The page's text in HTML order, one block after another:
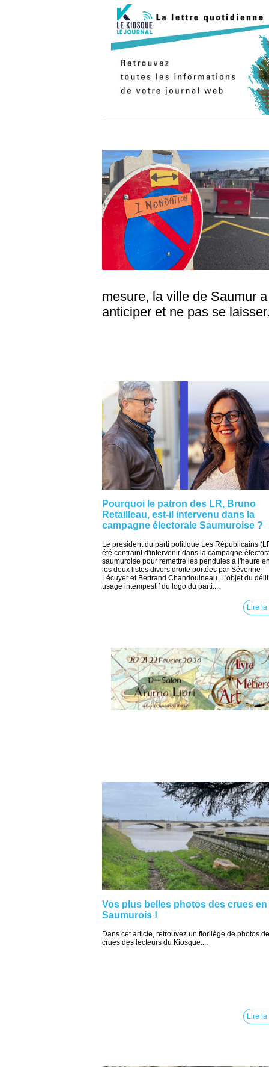
mesure, la ville de Saumur
anticiper et ne pas se
Pourquoi le patron des LR, Bruno
Retailleau, est-il intervenu dans la
campagne électorale Saumuroise ?
Le président du parti politique Les Républicains
été contraint d'intervenir dans la campagne
saumuroise pour remettre les pendules à l'heure
les deux listes divers droite portées par Séverine
Lécuyer et Bertrand Chandouineau. L'objet du
usage intempestif du logo du parti....
Lire la
Vos plus belles photos des crues en
Saumurois !
Dans cet article, retrouvez un florilège de photos
crues des lecteurs du Kiosque....
Lire la